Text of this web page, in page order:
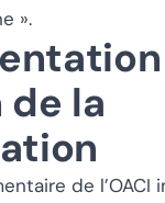
».
de la
de l’OACI